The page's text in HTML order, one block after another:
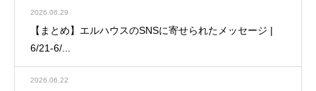
2026.06.29
【まとめ】エルハウスのSNSに寄せられたメッセージ |
6/21-6/...
2026.06.22